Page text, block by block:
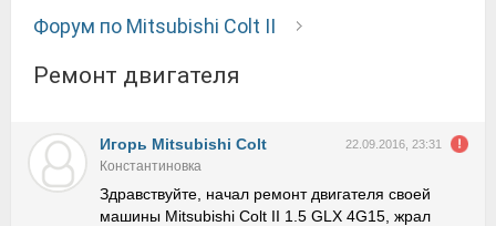
Форум по Mitsubishi Colt II
Ремонт двигателя
Игорь Mitsubishi Colt 22.09.2016, 23:31
Константиновка
Здравствуйте, начал ремонт двигателя своей
машины Mitsubishi Colt II 1.5 GLX 4G15, жрал